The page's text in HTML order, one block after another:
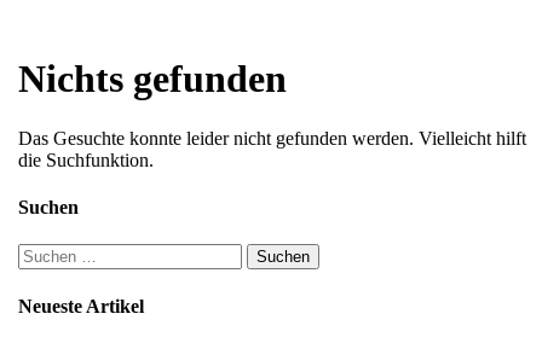
Nichts gefunden
Das Gesuchte konnte leider nicht gefunden werden. Vielleicht hilft
die Suchfunktion.
Suchen
Suchen
nach:
Neueste Artikel